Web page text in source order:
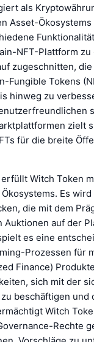
als
Asset-
NFT-Plattform
zugeschnitten,
Fungible Tokens
hinweg zu
zielt
für die breite
Witch Token
Es
die mit dem
Auktionen auf der
es eine
Prozessen für
Finance)
sich mit der
beschäftigen und
Witch
Rechte